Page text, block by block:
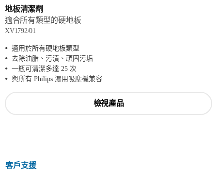
地板清潔劑
適合所有類型的硬地板
XV1792/01
適用於所有硬地板類型
去除油脂、污漬、頑固污垢
一瓶可清潔多達 25 次
與所有 Philips 濕用吸塵機兼容
檢視產品
客戶支援